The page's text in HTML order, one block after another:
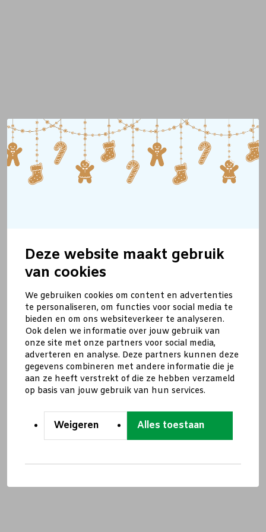
Deze website maakt gebruik
van cookies
We gebruiken cookies om content en advertenties
te personaliseren, om functies voor social media te
bieden en om ons websiteverkeer te analyseren.
Ook delen we informatie over jouw gebruik van
onze site met onze partners voor social media,
adverteren en analyse. Deze partners kunnen deze
gegevens combineren met andere informatie die je
aan ze heeft verstrekt of die ze hebben verzameld
op basis van jouw gebruik van hun services.
Weigeren Alles toestaan